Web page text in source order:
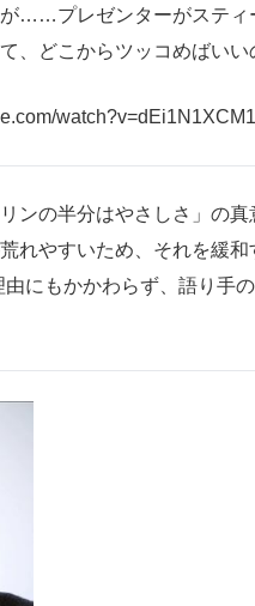
……プレゼンターがスティ
、どこからツッコめばいい
ンの半分はやさしさ」の真
れやすいため、それを緩和
にもかかわらず、語り手